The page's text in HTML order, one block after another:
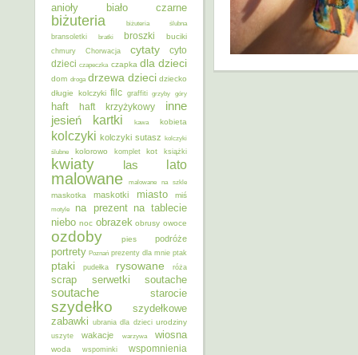
anioły biało czarne
biżuteria
biżuteria ślubna
bransoletki
bratki broszki buciki
chmury Chorwacja cytaty
cyto
dzieci czapeczka czapka dla dzieci
dom droga drzewa dzieci dziecko
długie kolczyki filc graffiti grzyby góry
haft haft krzyżykowy inne
jesień kartki kawa kobieta
kolczyki kolczyki sutasz kolczyki
ślubne
kolorowo komplet kot książki
kwiaty las lato
malowane malowane na szkle
maskotka maskotki miasto miś
motyle na prezent na tablecie
niebo noc obrazek obrusy owoce
ozdoby pies podróże
portrety Poznań prezenty dla mnie ptak
ptaki pudełka rysowane róża
scrap serwetki soutache
soutache starocie
szydełko
szydełkowe
zabawki ubrania dla dzieci urodziny
uszyte wakacje warzywa wiosna
woda wspominki
wspomnienia